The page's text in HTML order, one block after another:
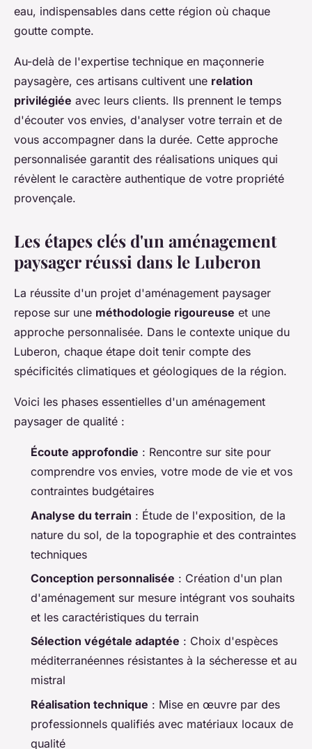
eau, indispensables dans cette région où chaque
goutte compte.
Au-delà de l'expertise technique en maçonnerie
paysagère, ces artisans cultivent une relation
privilégiée avec leurs clients. Ils prennent le temps
d'écouter vos envies, d'analyser votre terrain et de
vous accompagner dans la durée. Cette approche
personnalisée garantit des réalisations uniques qui
révèlent le caractère authentique de votre propriété
provençale.
Les étapes clés d'un aménagement
paysager réussi dans le Luberon
La réussite d'un projet d'aménagement paysager
repose sur une méthodologie rigoureuse et une
approche personnalisée. Dans le contexte unique du
Luberon, chaque étape doit tenir compte des
spécificités climatiques et géologiques de la région.
Voici les phases essentielles d'un aménagement
paysager de qualité :
Écoute approfondie : Rencontre sur site pour
comprendre vos envies, votre mode de vie et vos
contraintes budgétaires
Analyse du terrain : Étude de l'exposition, de la
nature du sol, de la topographie et des contraintes
techniques
Conception personnalisée : Création d'un plan
d'aménagement sur mesure intégrant vos souhaits
et les caractéristiques du terrain
Sélection végétale adaptée : Choix d'espèces
méditerranéennes résistantes à la sécheresse et au
mistral
Réalisation technique : Mise en œuvre par des
professionnels qualifiés avec matériaux locaux de
qualité